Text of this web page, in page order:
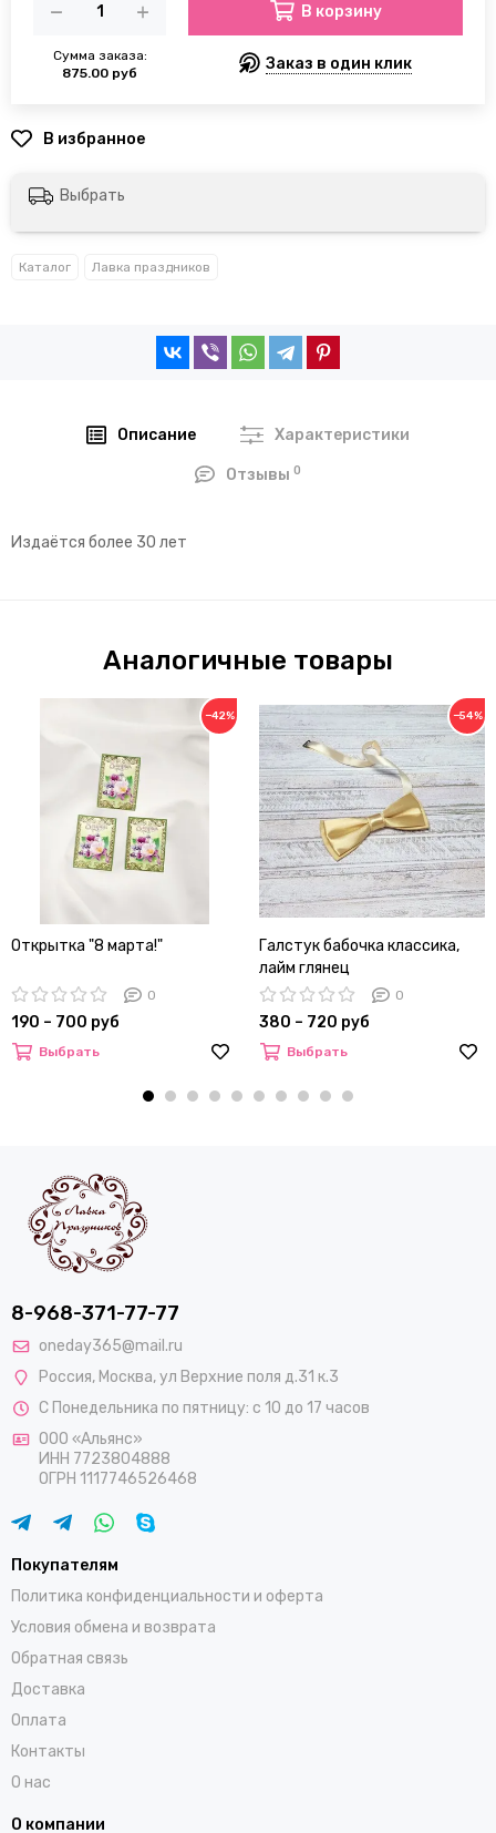
Сумма заказа:
875.00 руб
В корзину
Заказ в один клик
Выбрать
Каталог Лавка праздников
Описание Характеристики
Отзывы0
Издаётся более 30 лет
Аналогичные товары
−42%
Открытка "8 марта!"
0
190 – 700 руб
Выбрать
−54%
Галстук бабочка классика,
лайм глянец
0
380 – 720 руб
Выбрать
8-968-371-77-77
oneday365@mail.ru
Россия, Москва,ул Верхние поля д.31 к.3
С Понедельника по пятницу: с 10 до 17 часов
ООО «Альянс»
ИНН 7723804888
ОГРН 1117746526468
Покупателям
Политика конфиденциальности и оферта
Условия обмена и возврата
Обратная связь
Доставка
Оплата
Контакты
О нас
О компании